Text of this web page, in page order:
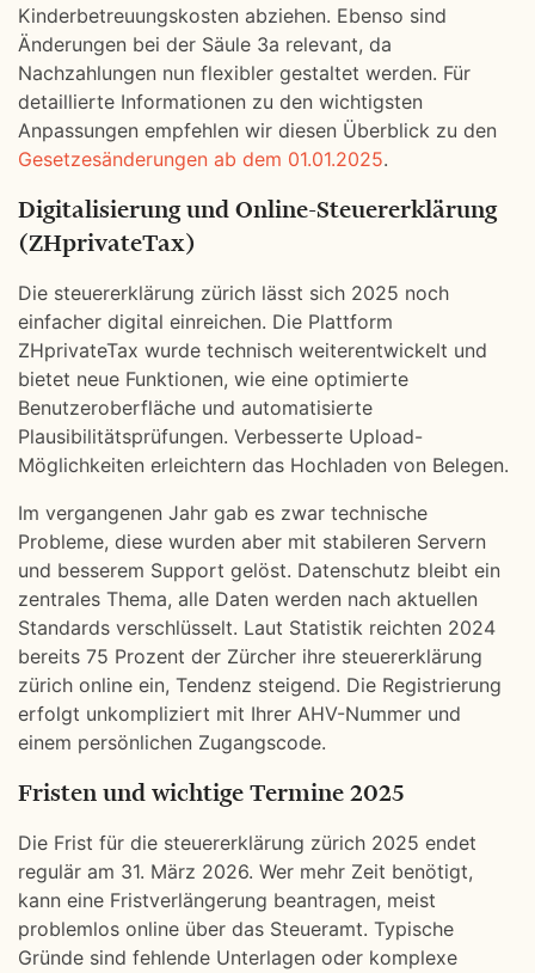
Kinderbetreuungskosten abziehen. Ebenso sind
Änderungen bei der Säule 3a relevant, da
Nachzahlungen nun flexibler gestaltet werden. Für
detaillierte Informationen zu den wichtigsten
Anpassungen empfehlen wir diesen Überblick zu den
Gesetzesänderungen ab dem 01.01.2025.
Digitalisierung und Online-Steuererklärung
(ZHprivateTax)
Die steuererklärung zürich lässt sich 2025 noch
einfacher digital einreichen. Die Plattform
ZHprivateTax wurde technisch weiterentwickelt und
bietet neue Funktionen, wie eine optimierte
Benutzeroberfläche und automatisierte
Plausibilitätsprüfungen. Verbesserte Upload-
Möglichkeiten erleichtern das Hochladen von Belegen.
Im vergangenen Jahr gab es zwar technische
Probleme, diese wurden aber mit stabileren Servern
und besserem Support gelöst. Datenschutz bleibt ein
zentrales Thema, alle Daten werden nach aktuellen
Standards verschlüsselt. Laut Statistik reichten 2024
bereits 75 Prozent der Zürcher ihre steuererklärung
zürich online ein, Tendenz steigend. Die Registrierung
erfolgt unkompliziert mit Ihrer AHV-Nummer und
einem persönlichen Zugangscode.
Fristen und wichtige Termine 2025
Die Frist für die steuererklärung zürich 2025 endet
regulär am 31. März 2026. Wer mehr Zeit benötigt,
kann eine Fristverlängerung beantragen, meist
problemlos online über das Steueramt. Typische
Gründe sind fehlende Unterlagen oder komplexe